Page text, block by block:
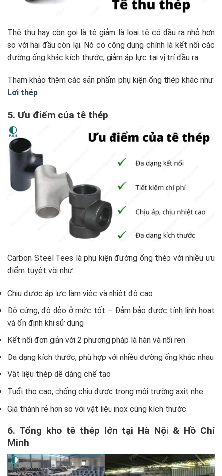
Thê thu hay còn gọi là tê giảm là loại tê có đầu ra nhỏ hơn
so với hai đầu còn lại. Nó có công dụng chính là kết nối các
đường ống khác kích thước, giảm áp lực tại vị trí đầu ra.
Tham khảo thêm các sản phẩm phụ kiện ống thép khác như:
Lơi thép
5. Ưu điểm của tê thép
Carbon Steel Tees là phụ kiện đường ống thép với nhiều ưu
điểm tuyệt vời như:
Chịu được áp lực làm việc và nhiệt độ cao
Độ cứng, độ dẻo ở mức tốt – Đảm bảo được tính linh hoạt
và ổn định khi sử dụng
Kết nối đơn giản với 2 phương pháp là hàn và nối ren
Đa dạng kích thước, phù hợp với nhiều đường ống khác nhau
Vật liệu thép dễ dàng chế tạo
Tuổi thọ cao, chống chịu được trong môi trường axit nhẹ
Giá thành rẻ hơn so với vật liệu inox cùng kích thước.
6. Tổng kho tê thép lớn tại Hà Nội & Hồ Chí
Minh